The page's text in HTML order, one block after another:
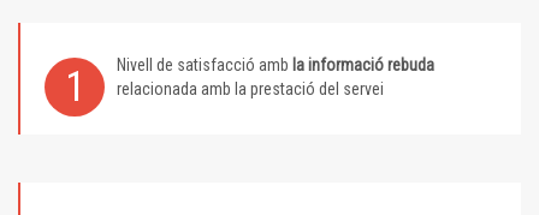
1 Nivell de satisfacció amb la informació rebuda
relacionada amb la prestació del servei